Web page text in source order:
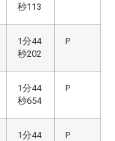
秒113
1分44
秒202
P
1分44
秒654
P
1分44
P